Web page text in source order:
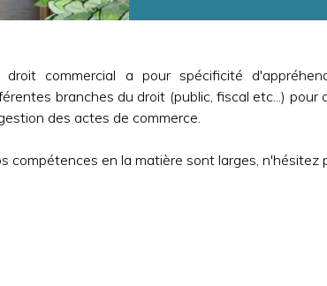
droit commercial a pour spécificité
branches du droit (public, fiscal etc...)
des actes de commerce.
compétences en la matière sont larges, n'hésitez